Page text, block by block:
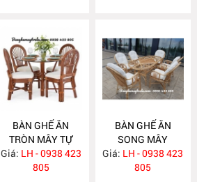
BÀN GHẾ ĂN
TRÒN MÂY TỰ
NHIÊN MA731
Giá: LH - 0938 423
805
BÀN GHẾ ĂN
SONG MÂY
MA730
Giá: LH - 0938 423
805